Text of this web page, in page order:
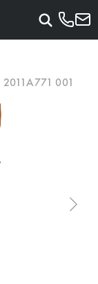
2011A771 001